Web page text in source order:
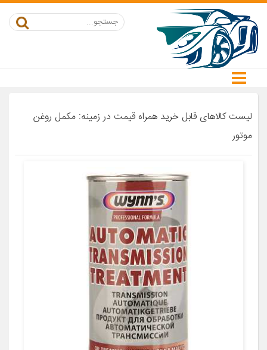
لیست کالاهای قابل خرید همراه قیمت در زمینه: مکمل روغن
موتور